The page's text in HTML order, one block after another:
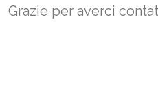
Grazie per averci